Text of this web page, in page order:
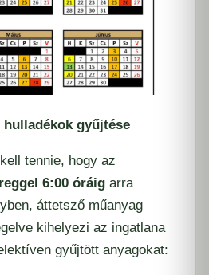
gyűjtése
tennie, hogy az
6:00 óráig arra
áttetsző műanyag
kihelyezi az ingatlana
gyűjtött anyagokat: